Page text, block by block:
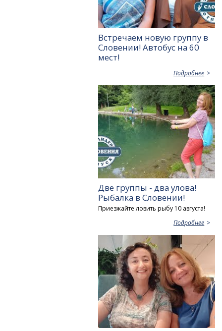
Встречаем новую группу в
Словении! Автобус на 60
мест!
Подробнее
Две группы - два улова!
Рыбалка в Словении!
Приезжайте ловить рыбу 10 августа!
Подробнее